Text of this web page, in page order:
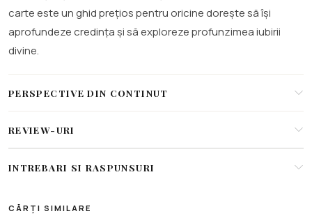
carte este un ghid prețios pentru oricine dorește să își
aprofundeze credința și să exploreze profunzimea iubirii
divine.
PERSPECTIVE DIN CONTINUT
REVIEW-URI
INTREBARI SI RASPUNSURI
CĂRȚI SIMILARE